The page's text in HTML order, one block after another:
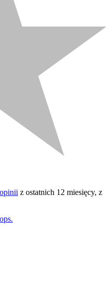
opinii z ostatnich 12 miesięcy, z